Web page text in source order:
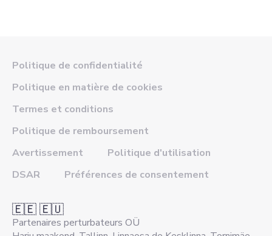
Politique de confidentialité
Politique en matière de cookies
Termes et conditions
Politique de remboursement
Avertissement
Politique d'utilisation
DSAR
Préférences de consentement
🇪🇪 🇪🇺
Partenaires perturbateurs OÜ